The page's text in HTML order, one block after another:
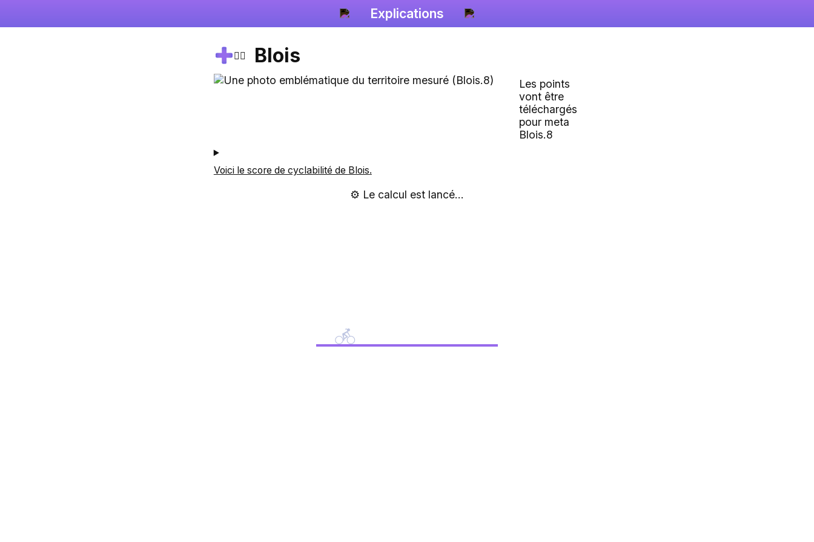
Explications
🚴‍♀️ Blois
Les points
vont être
téléchargés
pour meta
Blois.8
Voici le score de cyclabilité de Blois.
⚙️ Le calcul est lancé...